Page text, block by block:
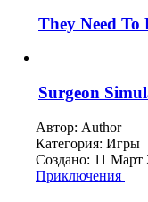
They Need To
Surgeon
Автор: Author
Категория: Игры
Создано: 11 Март
Приключения